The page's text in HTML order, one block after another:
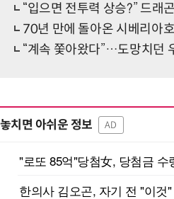
“입으면 전투력 상승?” 드래
70년 만에 돌아온 시베리아호랑이
“계속 쫓아왔다”…도망치던 우크라
놓치면 아쉬운 정보 AD